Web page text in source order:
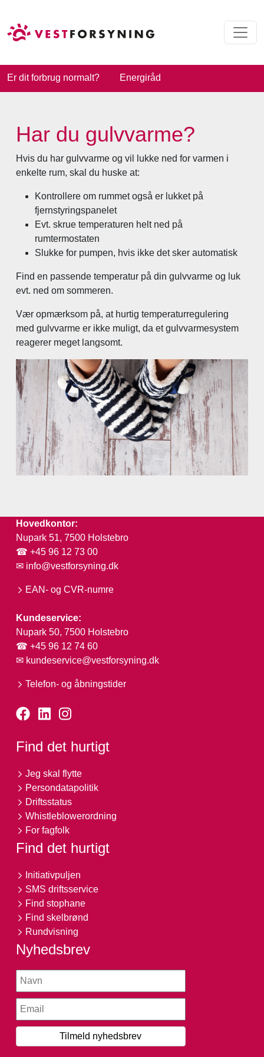
Er dit forbrug normalt? Energiråd
Har du gulvvarme?
Hvis du har gulvvarme og vil lukke ned for varmen i
enkelte rum, skal du huske at:
Kontrollere om rummet også er lukket på
fjernstyringspanelet
Evt. skrue temperaturen helt ned på
rumtermostaten
Slukke for pumpen, hvis ikke det sker automatisk
Find en passende temperatur på din gulvvarme og luk
evt. ned om sommeren.
Vær opmærksom på, at hurtig temperaturregulering
med gulvvarme er ikke muligt, da et gulvvarmesystem
reagerer meget langsomt.
Hovedkontor:
Nupark 51, 7500 Holstebro
☎ +45 96 12 73 00
✉ info@vestforsyning.dk
EAN- og CVR-numre
Kundeservice:
Nupark 50, 7500 Holstebro
☎ +45 96 12 74 60
✉ kundeservice@vestforsyning.dk
Telefon- og åbningstider
Find det hurtigt
Jeg skal flytte
Persondatapolitik
Driftsstatus
Whistleblowerordning
For fagfolk
Find det hurtigt
Initiativpuljen
SMS driftsservice
Find stophane
Find skelbrønd
Rundvisning
Nyhedsbrev